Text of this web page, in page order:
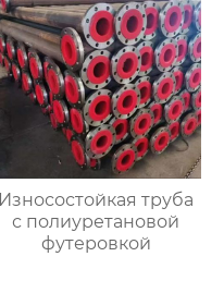
Износостойкая труба
с полиуретановой
футеровкой